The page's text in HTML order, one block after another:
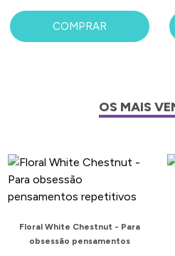
COMPRAR
OS MAIS
Floral White Chestnut - Para
obsessão pensamentos